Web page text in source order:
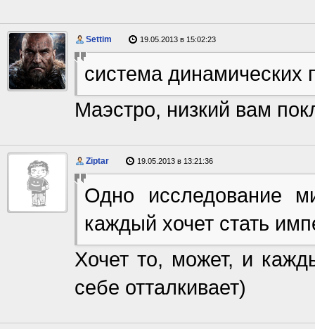
Settim 19.05.2013 в 15:02:23
система динамических
Маэстро, низкий вам
Ziptar 19.05.2013 в 13:21:36
Одно исследование
каждый хочет стать
Хочет то, может, и
себе отталкивает)